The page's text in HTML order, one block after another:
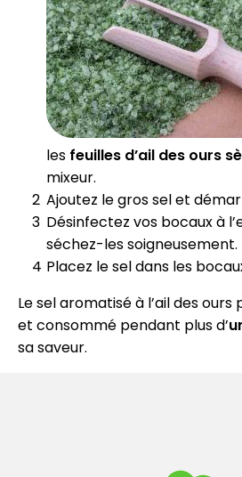
les feuilles d’ail des ours
mixeur.
Ajoutez le gros sel et
Désinfectez vos bocaux à
séchez-les soigneusement.
Placez le sel dans les
Le sel aromatisé à l’ail des
et consommé pendant plus d’
sa saveur.